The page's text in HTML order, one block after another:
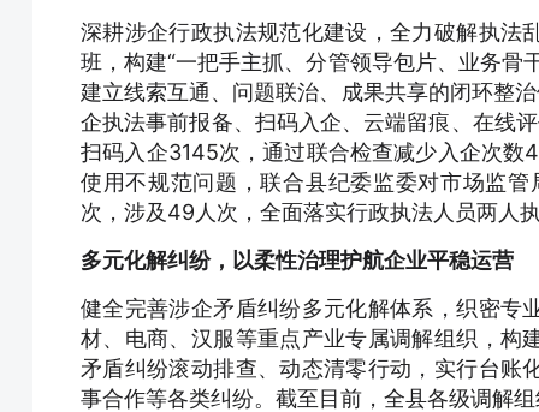
深耕涉企行政执法规范化建设，全力破解执法
班，构建“一把手主抓、分管领导包片、业务骨
建立线索互通、问题联治、成果共享的闭环整
企执法事前报备、扫码入企、云端留痕、在线
扫码入企3145次，通过联合检查减少入企次
使用不规范问题，联合县纪委监委对市场监
次，涉及49人次，全面落实行政执法人员两人
多元化解纠纷，以柔性治理护航企业平稳运营
健全完善涉企矛盾纠纷多元化解体系，织密专
材、电商、汉服等重点产业专属调解组织，构
矛盾纠纷滚动排查、动态清零行动，实行台账
事合作等各类纠纷。截至目前，全县各级调解